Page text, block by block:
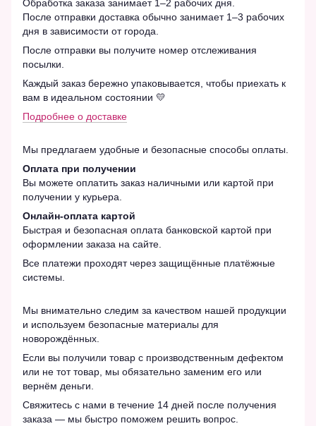
Обработка заказа занимает 1–2 рабочих дня.
После отправки доставка обычно занимает 1–3 рабочих
дня в зависимости от города.
После отправки вы получите номер отслеживания
посылки.
Каждый заказ бережно упаковывается, чтобы приехать к
вам в идеальном состоянии 💛
Подробнее о доставке
Мы предлагаем удобные и безопасные способы оплаты.
Оплата при получении
Вы можете оплатить заказ наличными или картой при
получении у курьера.
Онлайн-оплата картой
Быстрая и безопасная оплата банковской картой при
оформлении заказа на сайте.
Все платежи проходят через защищённые платёжные
системы.
Мы внимательно следим за качеством нашей продукции
и используем безопасные материалы для
новорождённых.
Если вы получили товар с производственным дефектом
или не тот товар, мы обязательно заменим его или
вернём деньги.
Свяжитесь с нами в течение 14 дней после получения
заказа — мы быстро поможем решить вопрос.